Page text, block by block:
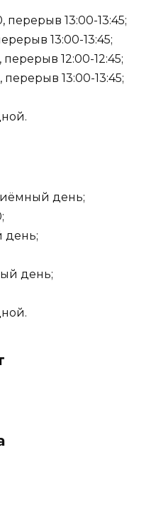
перерыв 13:00-13:45;
13:00-13:45;
перерыв 12:00-12:45;
перерыв 13:00-13:45;
день;
день;
день;